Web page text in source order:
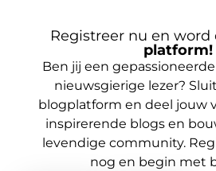
Registreer nu en word
platform!
Ben jij een
nieuwsgierige lezer?
blogplatform en deel jouw
inspirerende blogs en
levendige community.
nog en begin met